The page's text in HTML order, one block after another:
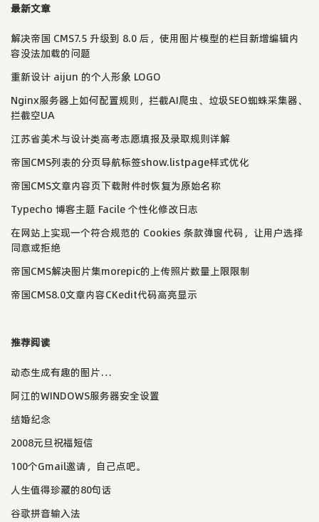
最新文章
解决帝国 CMS7.5 升级到 8.0 后，使用图片模型的栏目新增编辑内
容没法加载的问题
重新设计 aijun 的个人形象 LOGO
Nginx服务器上如何配置规则，拦截AI爬虫、垃圾SEO蜘蛛采集器、
拦截空UA
江苏省美术与设计类高考志愿填报及录取规则详解
帝国CMS列表的分页导航标签show.listpage样式优化
帝国CMS文章内容页下载附件时恢复为原始名称
Typecho 博客主题 Facile 个性化修改日志
在网站上实现一个符合规范的 Cookies 条款弹窗代码，让用户选择
同意或拒绝
帝国CMS解决图片集morepic的上传照片数量上限限制
帝国CMS8.0文章内容CKedit代码高亮显示
推荐阅读
动态生成有趣的图片…
阿江的WINDOWS服务器安全设置
结婚纪念
2008元旦祝福短信
100个Gmail邀请，自己点吧。
人生值得珍藏的80句话
谷歌拼音输入法